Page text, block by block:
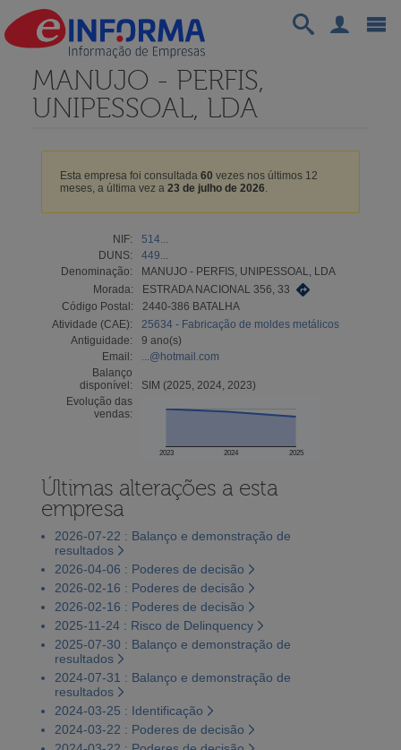
MANUJO - PERFIS,
UNIPESSOAL, LDA
Esta empresa foi consultada 60 vezes nos últimos 12
meses, a última vez a 23 de julho de 2026.
NIF:
514...
DUNS:
449...
Denominação:
MANUJO - PERFIS, UNIPESSOAL, LDA
Morada:
ESTRADA NACIONAL 356, 33
Código Postal:
2440-386 BATALHA
Atividade (CAE):
25634 - Fabricação de moldes metálicos
Antiguidade:
9 ano(s)
Email:
...@hotmail.com
Balanço
disponível:
SIM (2025, 2024, 2023)
Evolução das
vendas:
2023 2024 2025
Últimas alterações a esta
empresa
2026-07-22 : Balanço e demonstração de
resultados
2026-04-06 : Poderes de decisão
2026-02-16 : Poderes de decisão
2026-02-16 : Poderes de decisão
2025-11-24 : Risco de Delinquency
2025-07-30 : Balanço e demonstração de
resultados
2024-07-31 : Balanço e demonstração de
resultados
2024-03-25 : Identificação
2024-03-22 : Poderes de decisão